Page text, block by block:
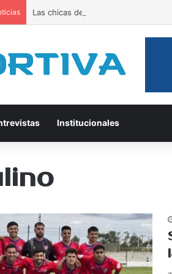
Las chicas de Bulnes lideran el
Institucionales